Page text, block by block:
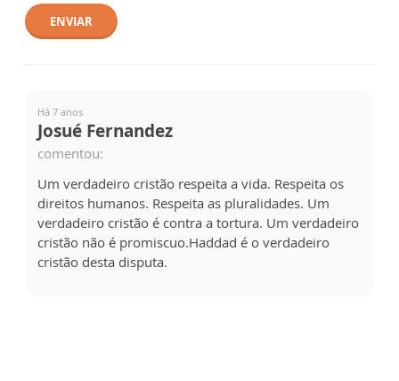
ENVIAR
Há 7 anos
Josué Fernandez
comentou:
Um verdadeiro cristão respeita a vida. Respeita os
direitos humanos. Respeita as pluralidades. Um
verdadeiro cristão é contra a tortura. Um verdadeiro
cristão não é promiscuo.Haddad é o verdadeiro
cristão desta disputa.